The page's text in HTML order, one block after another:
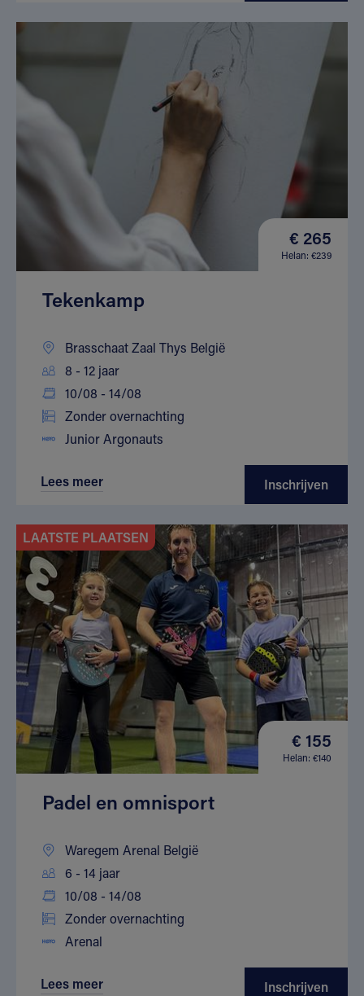
€ 265
Helan: €239
Tekenkamp
Brasschaat Zaal Thys België
8 - 12 jaar
10/08 - 14/08
Zonder overnachting
Junior Argonauts
Lees meer Inschrijven
LAATSTE PLAATSEN
€ 155
Helan: €140
Padel en omnisport
Waregem Arenal België
6 - 14 jaar
10/08 - 14/08
Zonder overnachting
Arenal
Lees meer Inschrijven